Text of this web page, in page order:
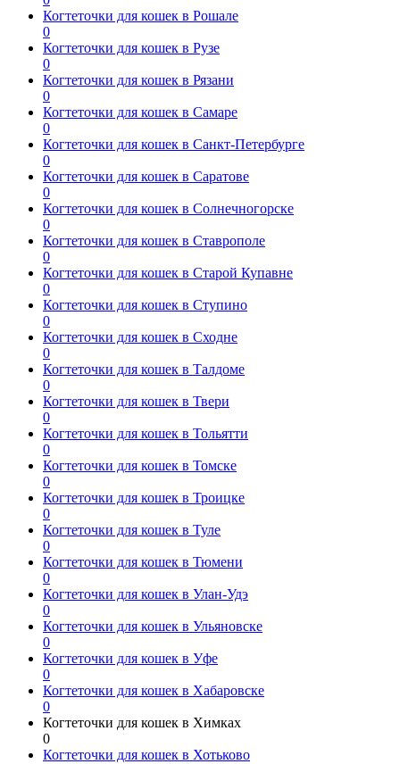
Когтеточки для кошек в Рошале
0
Когтеточки для кошек в Рузе
0
Когтеточки для кошек в Рязани
0
Когтеточки для кошек в Самаре
0
Когтеточки для кошек в Санкт-Петербурге
0
Когтеточки для кошек в Саратове
0
Когтеточки для кошек в Солнечногорске
0
Когтеточки для кошек в Ставрополе
0
Когтеточки для кошек в Старой Купавне
0
Когтеточки для кошек в Ступино
0
Когтеточки для кошек в Сходне
0
Когтеточки для кошек в Талдоме
0
Когтеточки для кошек в Твери
0
Когтеточки для кошек в Тольятти
0
Когтеточки для кошек в Томске
0
Когтеточки для кошек в Троицке
0
Когтеточки для кошек в Туле
0
Когтеточки для кошек в Тюмени
0
Когтеточки для кошек в Улан-Удэ
0
Когтеточки для кошек в Ульяновске
0
Когтеточки для кошек в Уфе
0
Когтеточки для кошек в Хабаровске
0
Когтеточки для кошек в Химках
0
Когтеточки для кошек в Хотьково